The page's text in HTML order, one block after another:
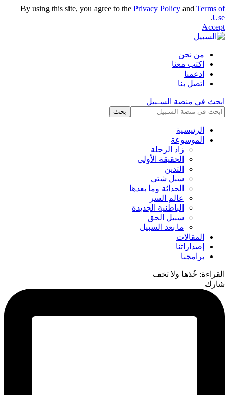
By using this site, you agree to the Privacy Policy and Terms of
Use
.
Accept
من نحن
اكتب معنا
ادعمنا
اتصل بنا
ابحث في منصة السـبيل
الرئيسية
الموسوعة
زاد الرحلة
الحقيقة الأولى
التدين
سبل شتى
الحداثة وما بعدها
عالم السر
الباطنية الجديدة
سبيل الحق
ما بعد السبيل
المقالات
إصداراتنا
برامجنا
القراءة: خُذها ولا تخف
شارك